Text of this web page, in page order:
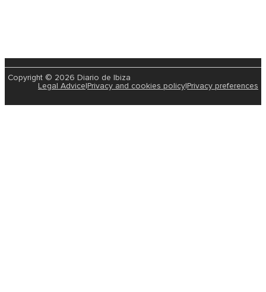
Copyright © 2026 Diario de Ibiza
Legal Advice|Privacy and cookies policy|Privacy preferences